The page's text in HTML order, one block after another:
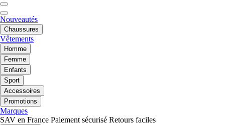
Nouveautés
Chaussures
Vêtements
Homme
Femme
Enfants
Sport
Accessoires
Promotions
Marques
SAV en France Paiement sécurisé Retours faciles